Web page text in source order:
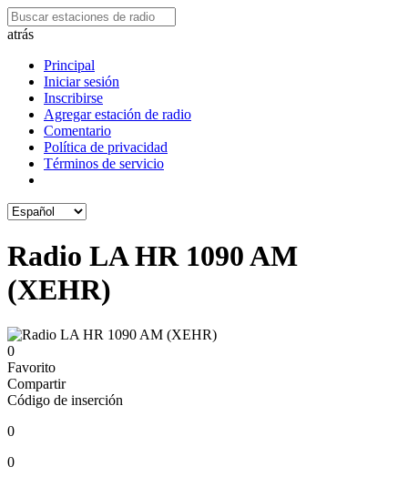
atrás
Principal
Iniciar sesión
Inscribirse
Agregar estación de radio
Comentario
Política de privacidad
Términos de servicio
Radio LA HR 1090 AM
(XEHR)
0
Favorito
Compartir
Código de inserción
0
0